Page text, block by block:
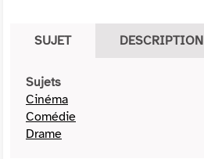
SUJET DESCRIPTION
Sujets
Cinéma
Comédie
Drame